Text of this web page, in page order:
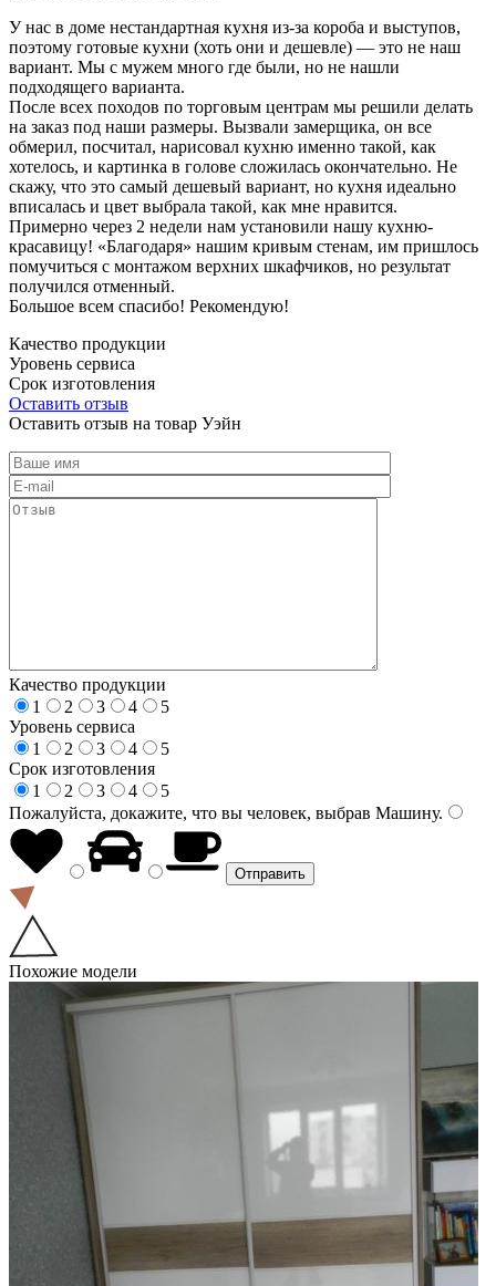
У нас в доме нестандартная кухня из-за короба и выступов,
поэтому готовые кухни (хоть они и дешевле) — это не наш
вариант. Мы с мужем много где были, но не нашли
подходящего варианта.
После всех походов по торговым центрам мы решили делать
на заказ под наши размеры. Вызвали замерщика, он все
обмерил, посчитал, нарисовал кухню именно такой, как
хотелось, и картинка в голове сложилась окончательно. Не
скажу, что это самый дешевый вариант, но кухня идеально
вписалась и цвет выбрала такой, как мне нравится.
Примерно через 2 недели нам установили нашу кухню-
красавицу! «Благодаря» нашим кривым стенам, им пришлось
помучиться с монтажом верхних шкафчиков, но результат
получился отменный.
Большое всем спасибо! Рекомендую!
Качество продукции
Уровень сервиса
Срок изготовления
Оставить отзыв
Оставить отзыв на товар Уэйн
Качество продукции
1
2 3 4
5
Уровень сервиса
1
2 3 4
5
Срок изготовления
1
2 3 4
5
Пожалуйста, докажите, что вы человек, выбрав Машину.
Похожие модели